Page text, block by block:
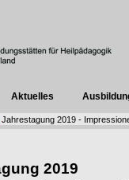
Aktuelles
Jahrestagung 2019 -
2019